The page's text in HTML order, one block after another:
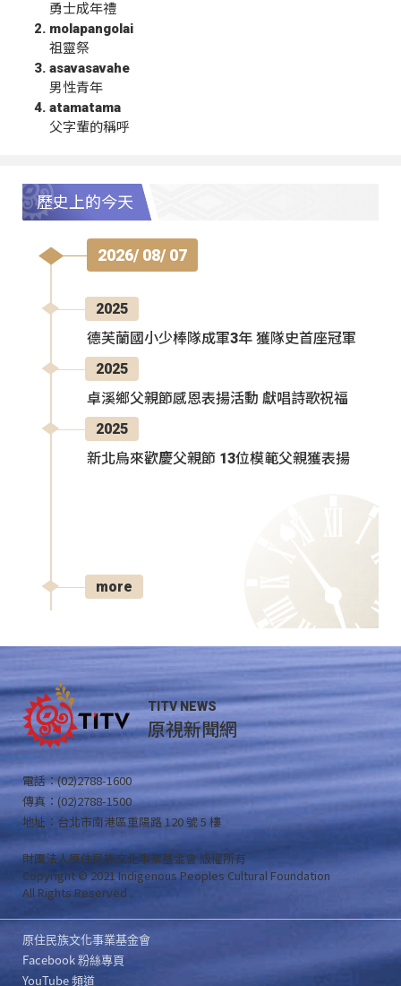
勇士成年禮
molapangolai
祖靈祭
asavasavahe
男性青年
atamatama
父字輩的稱呼
歷史上的今天
2026/ 08/ 07
2025
德芙蘭國小少棒隊成軍3年 獲隊史首座冠軍
2025
卓溪鄉父親節感恩表揚活動 獻唱詩歌祝福
2025
新北烏來歡慶父親節 13位模範父親獲表揚
more
TITV NEWS
原視新聞網
電話：(02)2788-1600
傳真：(02)2788-1500
地址：台北市南港區重陽路 120 號 5 樓
財團法人原住民族文化事業基金會 版權所有
Copyright © 2021 Indigenous Peoples Cultural Foundation
All Rights Reserved .
原住民族文化事業基金會
Facebook 粉絲專頁
YouTube 頻道